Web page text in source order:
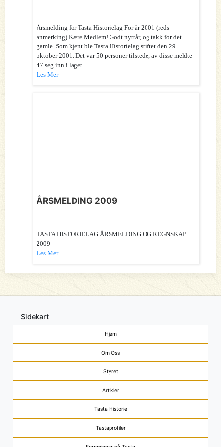
Årsmelding for Tasta Historielag For år 2001 (reds
anmerking) Kære Medlem! Godt nyttår, og takk for det
gamle. Som kjent ble Tasta Historielag stiftet den 29.
oktober 2001. Det var 50 personer tilstede, av disse meldte
47 seg inn i laget....
Les Mer
ÅRSMELDING 2009
TASTA HISTORIELAG ÅRSMELDING OG REGNSKAP
2009
Les Mer
Sidekart
Hjem
Om Oss
Styret
Artikler
Tasta Historie
Tastaprofiler